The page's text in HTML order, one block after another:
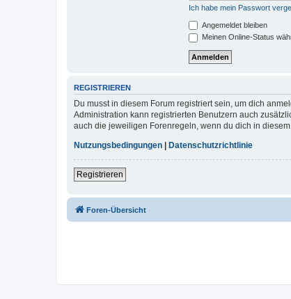
Ich habe mein Passwort
Angemeldet bleiben
Meinen Online-Status
REGISTRIEREN
Du musst in diesem Forum registriert sein, um dich
Administration kann registrierten Benutzern auch
auch die jeweiligen Forenregeln, wenn du dich in
Nutzungsbedingungen
Datenschutzrichtlinie
Registrieren
Foren-Übersicht